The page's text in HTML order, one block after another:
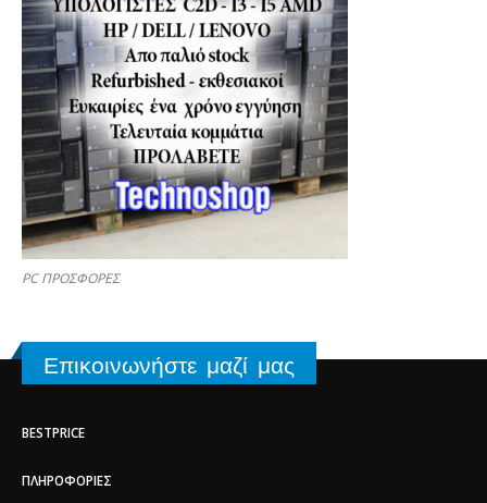
PC ΠΡΟΣΦΟΡΕΣ
Επικοινωνήστε μαζί μας
BESTPRICE
ΠΛΗΡΟΦΟΡΊΕΣ